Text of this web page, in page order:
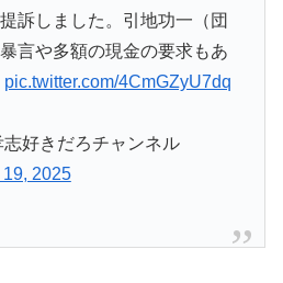
訴しました。引地功一（団
言や多額の現金の要求もあ
pic.twitter.com/4CmGZyU7dq
好きだろチャンネル
19, 2025